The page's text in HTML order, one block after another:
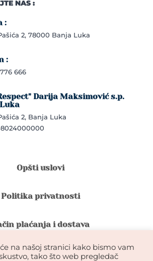
NAS :
:
2, 78000 Banja Luka
:
666
Darija Maksimović s.p.
2, Banja Luka
Opšti uslovi
Politika privatnosti
plaćanja i dostava
i povrat robe
na našoj stranici kako bismo vam
tako što web pregledač